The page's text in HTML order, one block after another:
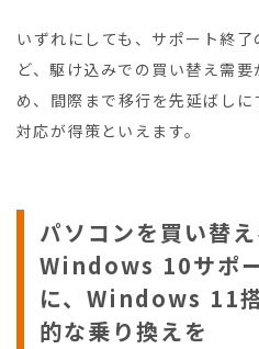
いずれにしても、サポート終
ど、駆け込みでの買い替え需
め、間際まで移行を先延ばし
対応が得策といえます。
パソコンを買い替
Windows 10サポ
に、Windows 11
的な乗り換えを